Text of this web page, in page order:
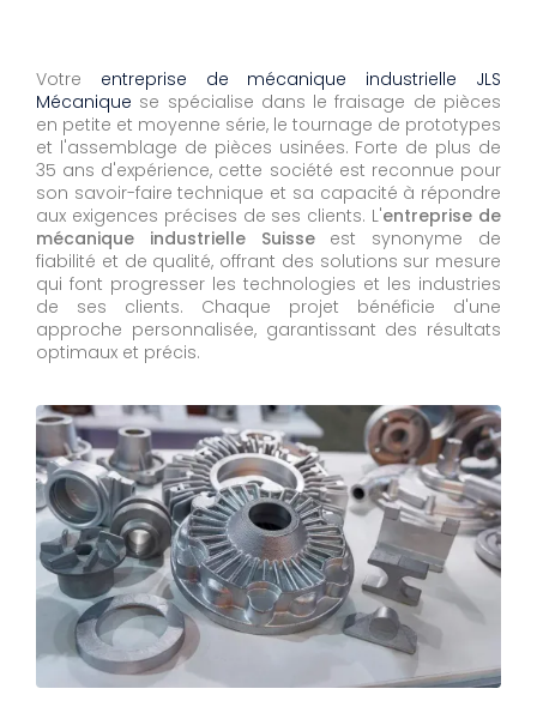
Votre entreprise de mécanique industrielle JLS
Mécanique se spécialise dans le fraisage de pièces
en petite et moyenne série, le tournage de prototypes
et l'assemblage de pièces usinées. Forte de plus de
35 ans d'expérience, cette société est reconnue pour
son savoir-faire technique et sa capacité à répondre
aux exigences précises de ses clients. L'entreprise de
mécanique industrielle Suisseest synonyme de
fiabilité et de qualité, offrant des solutions sur mesure
qui font progresser les technologies et les industries
de ses clients. Chaque projet bénéficie d'une
approche personnalisée, garantissant des résultats
optimaux et précis.